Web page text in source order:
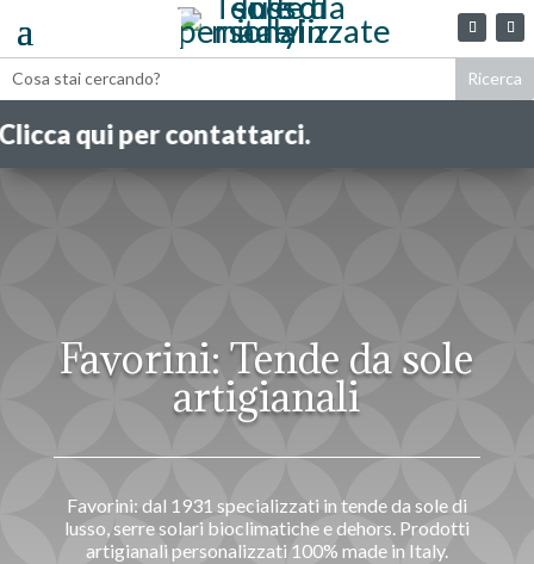
contattarci.
Favorini: Tende da sole
artigianali
Favorini: dal 1931 specializzati in tende da sole di
lusso, serre solari bioclimatiche e dehors. Prodotti
artigianali personalizzati 100% made in Italy.